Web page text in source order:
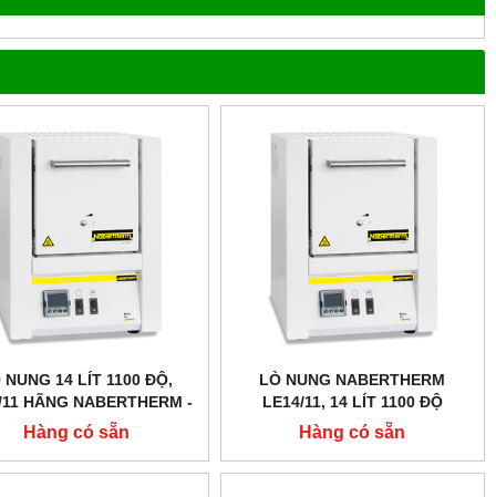
NUNG 14 LÍT 1100 ĐỘ,
HÃNG NABERTHERM -
ĐỨC
Hàng có sẵn
LÒ NUNG NABERTHERM
LE14/11, 14 LÍT 1100 ĐỘ
Hàng có sẵn